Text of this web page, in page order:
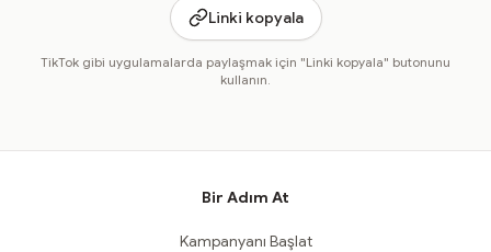
Linki kopyala
TikTok gibi uygulamalarda paylaşmak için "Linki kopyala" butonunu
kullanın.
Bir Adım At
Kampanyanı Başlat